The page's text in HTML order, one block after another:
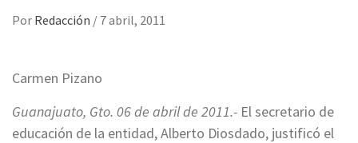
Por Redacción / 7 abril, 2011
Carmen Pizano
Guanajuato, Gto. 06 de abril de 2011.- El secretario de
educación de la entidad, Alberto Diosdado, justificó el